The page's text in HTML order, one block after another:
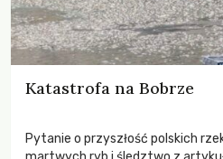
Katastrofa na Bobrze
Pytanie o przyszłość polskich